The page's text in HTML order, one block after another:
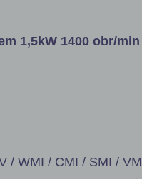
1,5kW 1400 obr/min
/ WMI / CMI / SMI /